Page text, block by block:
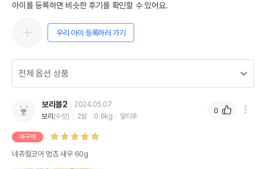
아이를 등록하면 비슷한 후기를 확인할 수 있어요.
우리 아이 등록하러 가기
보리볼2
2024.05.07
보리 (수컷) 2살 0.6kg 말티푸
재구매
네츄럴코어 멍쵸 새우 60g
0